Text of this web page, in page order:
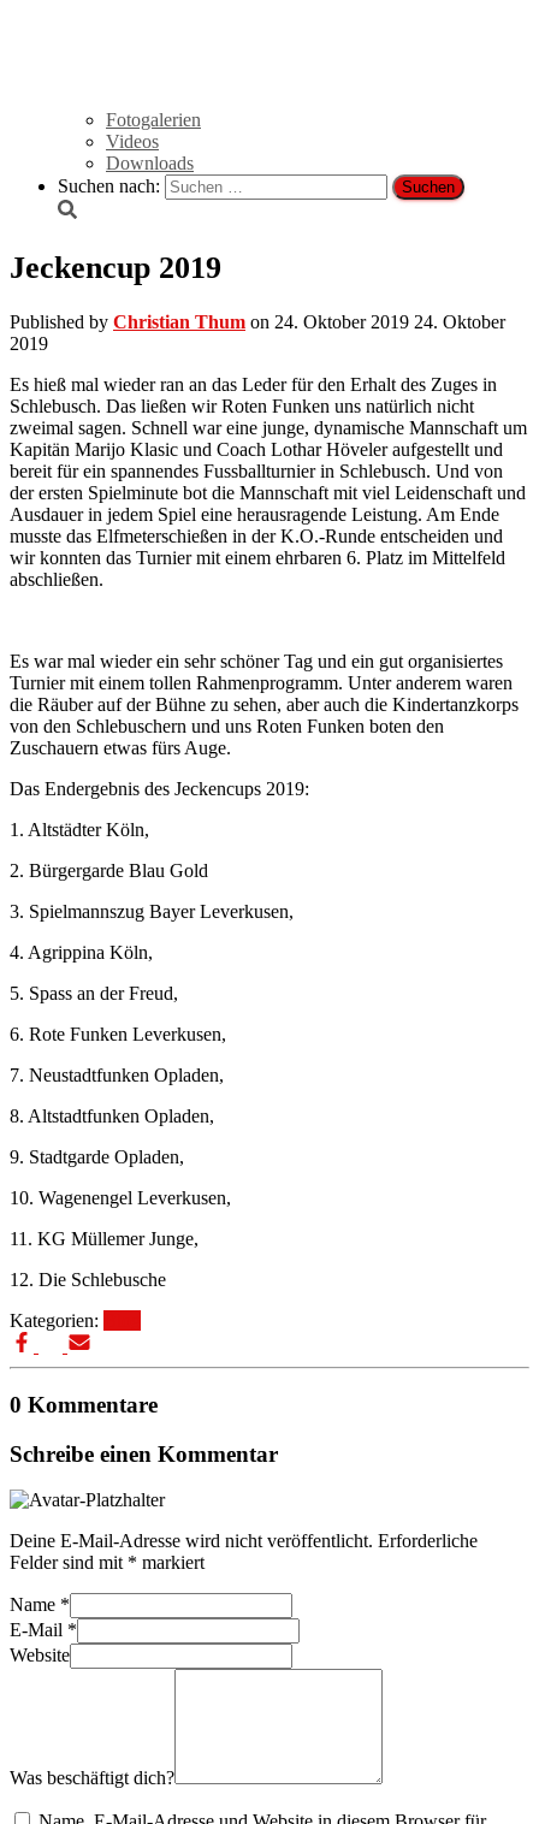
Fotogalerien
Videos
Downloads
Suchen nach:
Jeckencup 2019
Published by Christian Thum on 24. Oktober 2019 24. Oktober
2019
Es hieß mal wieder ran an das Leder für den Erhalt des Zuges in
Schlebusch. Das ließen wir Roten Funken uns natürlich nicht
zweimal sagen. Schnell war eine junge, dynamische Mannschaft um
Kapitän Marijo Klasic und Coach Lothar Höveler aufgestellt und
bereit für ein spannendes Fussballturnier in Schlebusch. Und von
der ersten Spielminute bot die Mannschaft mit viel Leidenschaft und
Ausdauer in jedem Spiel eine herausragende Leistung. Am Ende
musste das Elfmeterschießen in der K.O.-Runde entscheiden und
wir konnten das Turnier mit einem ehrbaren 6. Platz im Mittelfeld
abschließen.
Es war mal wieder ein sehr schöner Tag und ein gut organisiertes
Turnier mit einem tollen Rahmenprogramm. Unter anderem waren
die Räuber auf der Bühne zu sehen, aber auch die Kindertanzkorps
von den Schlebuschern und uns Roten Funken boten den
Zuschauern etwas fürs Auge.
Das Endergebnis des Jeckencups 2019:
1. Altstädter Köln,
2. Bürgergarde Blau Gold
3. Spielmannszug Bayer Leverkusen,
4. Agrippina Köln,
5. Spass an der Freud,
6. Rote Funken Leverkusen,
7. Neustadtfunken Opladen,
8. Altstadtfunken Opladen,
9. Stadtgarde Opladen,
10. Wagenengel Leverkusen,
11. KG Müllemer Junge,
12. Die Schlebusche
Kategorien:
0 Kommentare
Schreibe einen Kommentar
Deine E-Mail-Adresse wird nicht veröffentlicht. Erforderliche
Felder sind mit * markiert
Name *
E-Mail *
Website
Was beschäftigt dich?